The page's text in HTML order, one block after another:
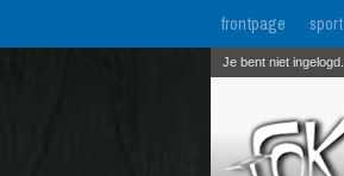
frontpage sport
Je bent niet ingelogd.